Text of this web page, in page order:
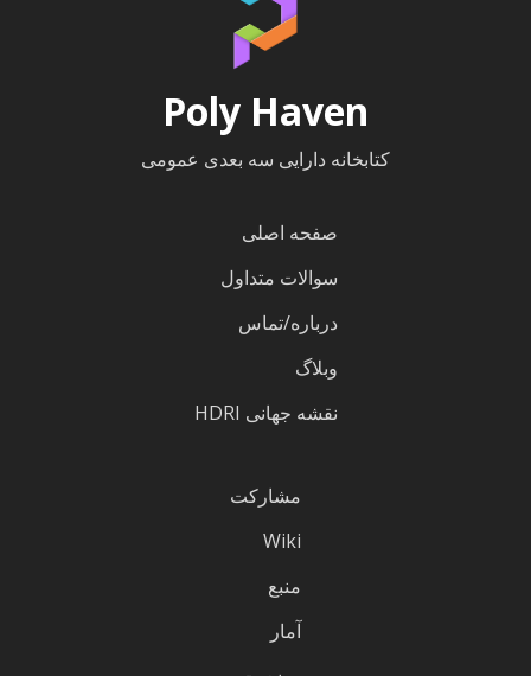
Poly Haven
کتابخانه دارایی سه بعدی عمومی
صفحه اصلی
سوالات متداول
درباره/تماس
وبلاگ
نقشه جهانی HDRI
مشارکت
Wiki
منبع
آمار